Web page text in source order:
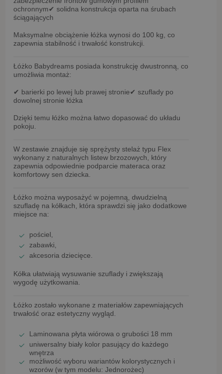
ochronnym✔ solidna konstrukcja oparta na śrubach
ściągających
Maksymalne obciążenie łóżka wynosi do 100 kg , co
zapewnia stabilność i trwałość konstrukcji.
Łóżko Babydreams posiada konstrukcję dwustronną , co
umożliwia montaż:
✔ barierki po lewej lub prawej stronie✔ szuflady po
dowolnej stronie łóżka
Dzięki temu łóżko można łatwo dopasować do układu
pokoju.
W zestawie znajduje się sprężysty stelaż typu Flex
wykonany z naturalnych listew brzozowych , który
zapewnia odpowiednie podparcie materaca oraz
komfortowy sen dziecka.
Łóżko można wyposażyć w pojemną, dwudzielną
szufladę na kółkach , która sprawdzi się jako dodatkowe
miejsce na:
pościel,
zabawki,
akcesoria dziecięce.
Kółka ułatwiają wysuwanie szuflady i zwiększają
wygodę użytkowania.
Łóżko zostało wykonane z materiałów zapewniających
trwałość oraz estetyczny wygląd.
Laminowana płyta wiórowa o grubości 18 mm
uniwersalny biały kolor pasujący do każdego
wnętrza
możliwość wyboru wariantów kolorystycznych i
wzorów (w tym modelu: Jednorożec)